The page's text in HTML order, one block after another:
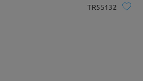
TR55132